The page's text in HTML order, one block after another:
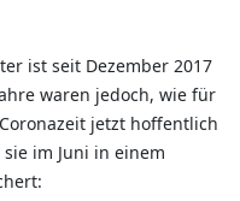
ist seit Dezember 2017
waren jedoch, wie für
jetzt hoffentlich
im Juni in einem